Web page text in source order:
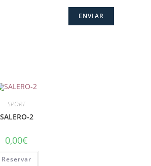
SPORT
SALERO-2
0,00€
Reservar